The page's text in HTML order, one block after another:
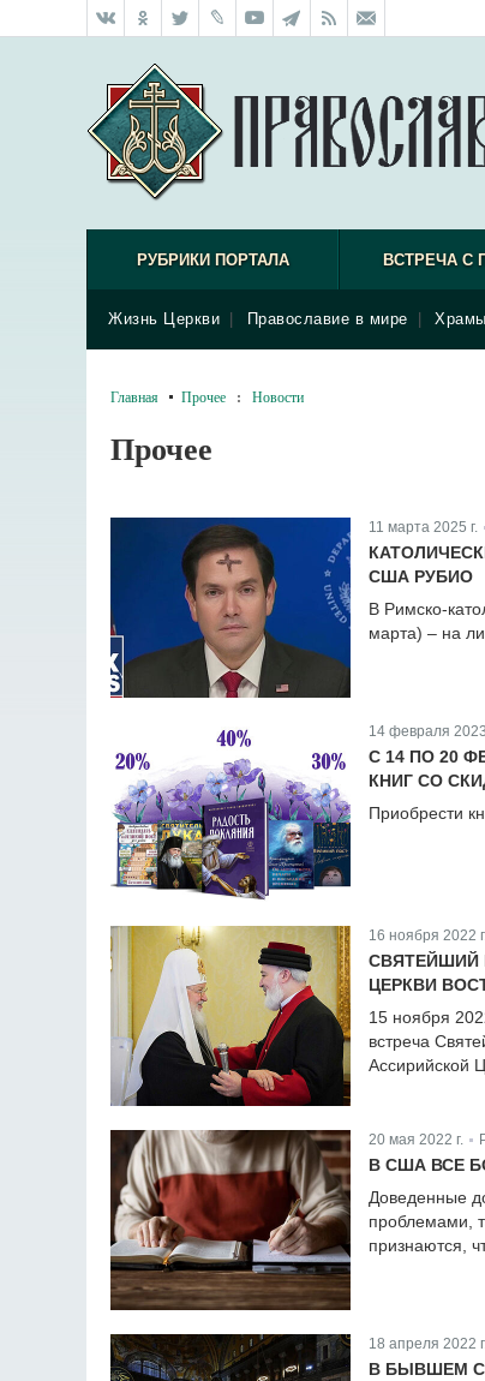
РУБРИКИ ПОРТАЛА ВСТРЕЧА С
Жизнь Церкви Православие в мире
Главная Прочее : Новости
Прочее
11 марта 2025 г.
США РУБИО
В Римско-
марта) – на
14 февраля 2023
С 14 ПО 20
КНИГ СО
Приобрести
16 ноября 2022
СВЯТЕЙШИЙ
ЦЕРКВИ
15 ноября
встреча
Ассирийской
20 мая 2022 г.
В США ВСЕ
Доведенные
проблемами,
признаются,
18 апреля 2022
В БЫВШЕМ